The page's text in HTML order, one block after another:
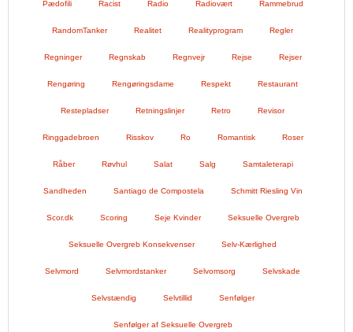
Pædofili Racist Radio Radiovært Rammebrud
RandomTanker Realitet Realityprogram Regler
Regninger Regnskab Regnvejr Rejse Rejser
Rengøring Rengøringsdame Respekt Restaurant
Restepladser Retningslinjer Retro Revisor
Ringgadebroen Risskov Ro Romantisk Roser
Råber Røvhul Salat Salg Samtaleterapi
Sandheden Santiago de Compostela Schmitt Riesling Vin
Scor.dk Scoring Seje Kvinder Seksuelle Overgreb
Seksuelle Overgreb Konsekvenser Selv-Kærlighed
Selvmord Selvmordstanker Selvomsorg Selvskade
Selvstændig Selvtillid Senfølger
Senfølger af Seksuelle Overgreb